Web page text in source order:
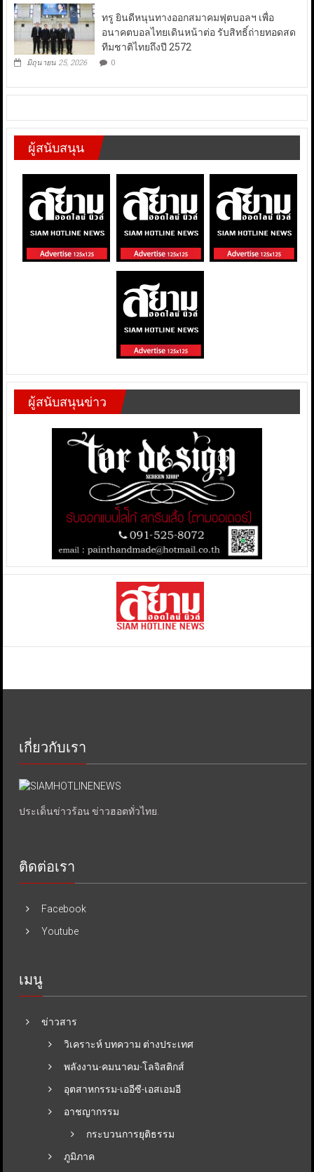
ทรู ยินดีหนุนทางออกสมาคมฟุตบอลฯ เพื่อ
อนาคตบอลไทยเดินหน้าต่อ รับสิทธิ์ถ่ายทอดสด
ทีมชาติไทยถึงปี 2572
มิถุนายน 25, 2026 0
ผู้สนับสนุน
ผู้สนับสนุนข่าว
เกี่ยวกับเรา
ประเด็นข่าวร้อน ข่าวฮอตทั่วไทย.
ติดต่อเรา
Facebook
Youtube
เมนู
ข่าวสาร
วิเคราะห์ บทความ ต่างประเทศ
พลังงาน-คมนาคม-โลจิสติกส์
อุตสาหกรรม-เออีซี-เอสเอมอี
อาชญากรรม
กระบวนการยุติธรรม
ภูมิภาค